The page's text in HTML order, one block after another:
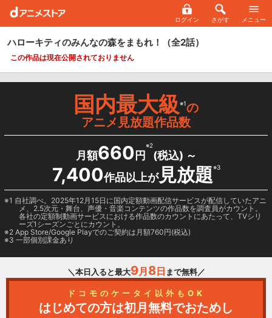
ログイン さがす メニュー
ハローキティのみんなの森をまもれ！ （全2話）
この作品は現在公開されておりません
国内最大級※1の
アニメ見放題作品数
月額660 円
※2
(税込) ～
7,400作品以上が見放題※3
1 自社調べ。2025年12月15日に国内定額動画配信サービスが配信していたアニ
メ、2.5次元・舞台、声優・音楽コンテンツの作品数を調査員がカウント。
各社の定額制動画サービスにおける作品数のカウントにあたって、TVシリ
ーズ1シーズンごとにカウント。
2 App Store/Google Playでのご契約は月額760円(税込)
3 一部個別課金あり
＼本日入ると最大9月 8日 まで無料／
ドコモのケータイ以外もOK
はじめての方は初月無料でおためし